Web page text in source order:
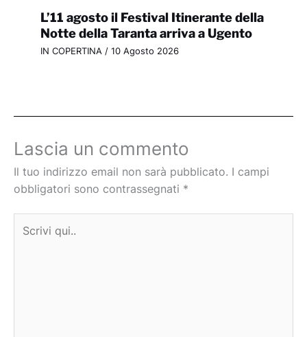
L’11 agosto il Festival Itinerante della
Notte della Taranta arriva a Ugento
IN COPERTINA/ 10 Agosto 2026
Lascia un commento
Il tuo indirizzo email non sarà pubblicato. I campi
obbligatori sono contrassegnati *
qui..